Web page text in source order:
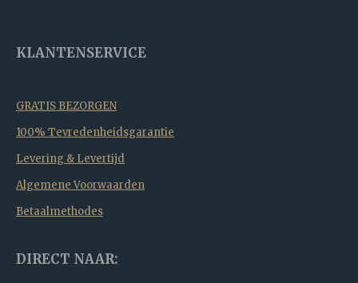
KLANTENSERVICE
GRATIS BEZORGEN
100% Tevredenheidsgarantie
Levering & Levertijd
Algemene Voorwaarden
Betaalmethodes
DIRECT NAAR: